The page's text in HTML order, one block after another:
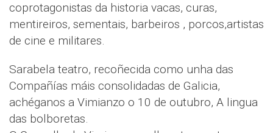
coprotagonistas da historia vacas, curas,
mentireiros, sementais, barbeiros , porcos,artistas
de cine e militares.
Sarabela teatro, recoñecida como unha das
Compañías máis consolidadas de Galicia,
achéganos a Vimianzo o 10 de outubro, A lingua
das bolboretas.